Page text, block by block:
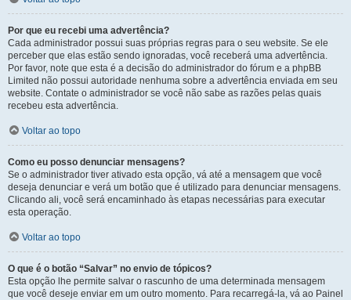
Por que eu recebi uma advertência?
Cada administrador possui suas próprias regras para o seu website. Se ele
perceber que elas estão sendo ignoradas, você receberá uma advertência.
Por favor, note que esta é a decisão do administrador do fórum e a phpBB
Limited não possui autoridade nenhuma sobre a advertência enviada em seu
website. Contate o administrador se você não sabe as razões pelas quais
recebeu esta advertência.
Voltar ao topo
Como eu posso denunciar mensagens?
Se o administrador tiver ativado esta opção, vá até a mensagem que você
deseja denunciar e verá um botão que é utilizado para denunciar mensagens.
Clicando ali, você será encaminhado às etapas necessárias para executar
esta operação.
Voltar ao topo
O que é o botão “Salvar” no envio de tópicos?
Esta opção lhe permite salvar o rascunho de uma determinada mensagem
que você deseje enviar em um outro momento. Para recarregá-la, vá ao Painel